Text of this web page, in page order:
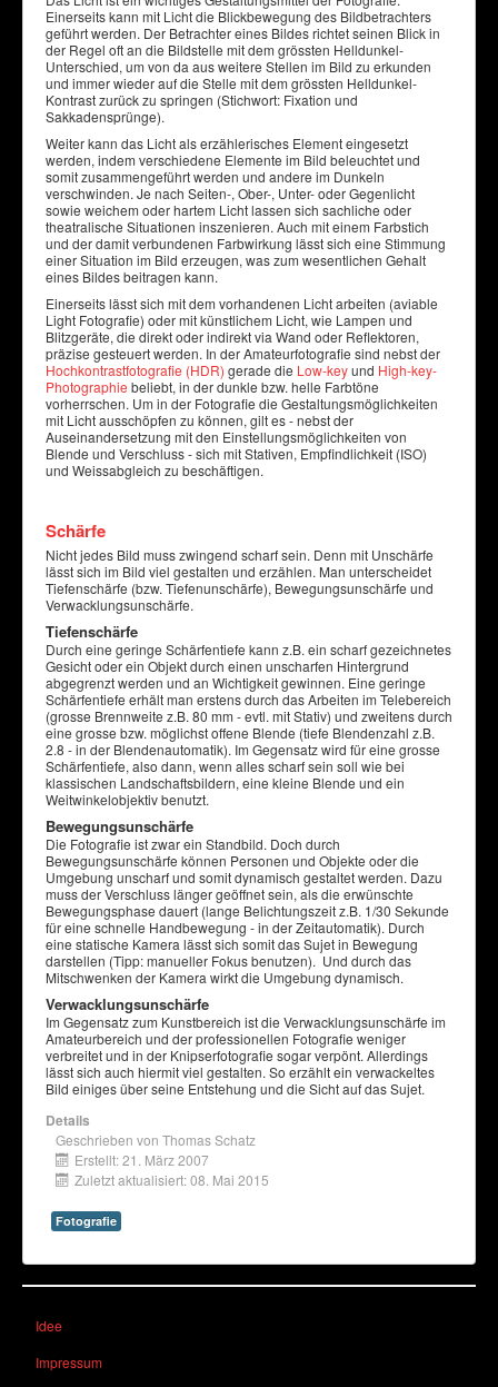
Einerseits kann mit Licht die Blickbewegung des Bildbetrachters
geführt werden. Der Betrachter eines Bildes richtet seinen Blick in
der Regel oft an die Bildstelle mit dem grössten Helldunkel-
Unterschied, um von da aus weitere Stellen im Bild zu erkunden
und immer wieder auf die Stelle mit dem grössten Helldunkel-
Kontrast zurück zu springen (Stichwort: Fixation und
Sakkadensprünge).
Weiter kann das Licht als erzählerisches Element eingesetzt
werden, indem verschiedene Elemente im Bild beleuchtet und
somit zusammengeführt werden und andere im Dunkeln
verschwinden. Je nach Seiten-, Ober-, Unter- oder Gegenlicht
sowie weichem oder hartem Licht lassen sich sachliche oder
theatralische Situationen inszenieren. Auch mit einem Farbstich
und der damit verbundenen Farbwirkung lässt sich eine Stimmung
einer Situation im Bild erzeugen, was zum wesentlichen Gehalt
eines Bildes beitragen kann.
Einerseits lässt sich mit dem vorhandenen Licht arbeiten (aviable
Light Fotografie) oder mit künstlichem Licht, wie Lampen und
Blitzgeräte, die direkt oder indirekt via Wand oder Reflektoren,
präzise gesteuert werden. In der Amateurfotografie sind nebst der
Hochkontrastfotografie (HDR) gerade die Low-keyund High-key-
Photographie beliebt, in der dunkle bzw. helle Farbtöne
vorherrschen. Um in der Fotografie die Gestaltungsmöglichkeiten
mit Licht ausschöpfen zu können, gilt es - nebst der
Auseinandersetzung mit den Einstellungsmöglichkeiten von
Blende und Verschluss - sich mit Stativen, Empfindlichkeit (ISO)
und Weissabgleich zu beschäftigen.
Schärfe
Nicht jedes Bild muss zwingend scharf sein. Denn mit Unschärfe
lässt sich im Bild viel gestalten und erzählen. Man unterscheidet
Tiefenschärfe (bzw. Tiefenunschärfe), Bewegungsunschärfe und
Verwacklungsunschärfe.
Tiefenschärfe
Durch eine geringe Schärfentiefe kann z.B. ein scharf gezeichnetes
Gesicht oder ein Objekt durch einen unscharfen Hintergrund
abgegrenzt werden und an Wichtigkeit gewinnen. Eine geringe
Schärfentiefe erhält man erstens durch das Arbeiten im Telebereich
(grosse Brennweite z.B. 80 mm - evtl. mit Stativ) und zweitens durch
eine grosse bzw. möglichst offene Blende (tiefe Blendenzahl z.B.
2.8 - in der Blendenautomatik). Im Gegensatz wird für eine grosse
Schärfentiefe, also dann, wenn alles scharf sein soll wie bei
klassischen Landschaftsbildern, eine kleine Blende und ein
Weitwinkelobjektiv benutzt.
Bewegungsunschärfe
Die Fotografie ist zwar ein Standbild. Doch durch
Bewegungsunschärfe können Personen und Objekte oder die
Umgebung unscharf und somit dynamisch gestaltet werden. Dazu
muss der Verschluss länger geöffnet sein, als die erwünschte
Bewegungsphase dauert (lange Belichtungszeit z.B. 1/30 Sekunde
für eine schnelle Handbewegung - in der Zeitautomatik). Durch
eine statische Kamera lässt sich somit das Sujet in Bewegung
darstellen (Tipp: manueller Fokus benutzen). Und durch das
Mitschwenken der Kamera wirkt die Umgebung dynamisch.
Verwacklungsunschärfe
Im Gegensatz zum Kunstbereich ist die Verwacklungsunschärfe im
Amateurbereich und der professionellen Fotografie weniger
verbreitet und in der Knipserfotografie sogar verpönt. Allerdings
lässt sich auch hiermit viel gestalten. So erzählt ein verwackeltes
Bild einiges über seine Entstehung und die Sicht auf das Sujet.
Details
Geschrieben von Thomas Schatz
Erstellt: 21. März 2007
Zuletzt aktualisiert: 08. Mai 2015
Fotografie
Idee
Impressum